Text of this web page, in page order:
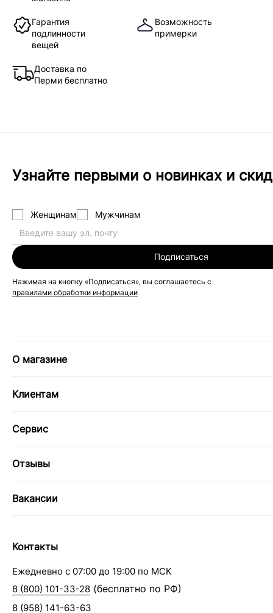
Гарантия
подлинности
вещей
Возможность
примерки
Доставка по
Перми бесплатно
Узнайте первыми о новинках и
Женщинам Мужчинам
Подписаться
Нажимая на кнопку «Подписаться», вы соглашаетесь с
правилами обработки информации
О магазине
Клиентам
Сервис
Отзывы
Вакансии
Контакты
Ежедневно с 07:00 до 19:00 по МСК
8 (800) 101-33-28 (бесплатно по РФ)
8 (958) 141-63-63